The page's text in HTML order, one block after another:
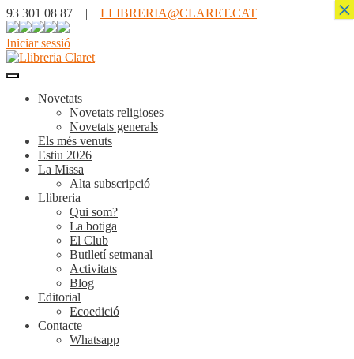
93 301 08 87 | LLIBRERIA@CLARET.CAT
Iniciar sessió
Novetats
Novetats religioses
Novetats generals
Els més venuts
Estiu 2026
La Missa
Alta subscripció
Llibreria
Qui som?
La botiga
El Club
Butlletí setmanal
Activitats
Blog
Editorial
Ecoedició
Contacte
Whatsapp
×